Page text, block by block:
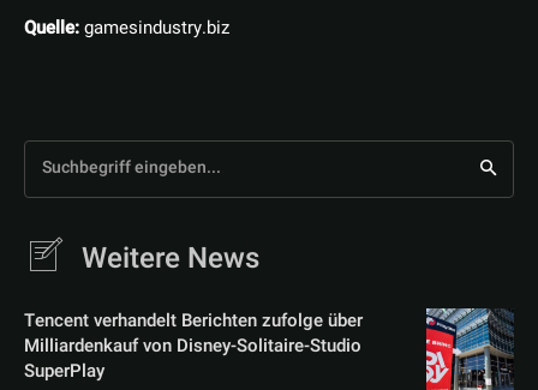
Quelle:gamesindustry.biz
Suchbegriff eingeben...
Weitere News
Tencent verhandelt Berichten zufolge über
Milliardenkauf von Disney-Solitaire-Studio
SuperPlay